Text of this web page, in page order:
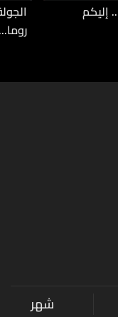
إليكم
شهر